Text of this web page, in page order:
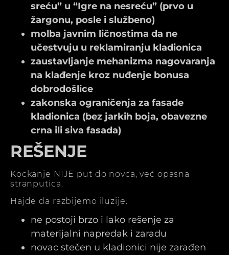
sreću” u “Igre na nesreću” (prvo u
žargonu, posle i službeno)
molba javnim ličnostima da ne
učestvuju u reklamiranju kladionica
zaustavljanje mehanizma nagovaranja
na klađenje kroz nuđenje bonusa
dobrodošlice
zakonska ograničenja za fasade
kladionica (bez jarkih boja, obavezne
crna ili siva fasada)
REŠENJE
Kockanje NIJE put do novca, već opasna
stranputica.
Hajde da razbijemo iluzije:
ne postoji brzo i lako rešenje za
materijalni napredak i zaradu
novac stečen u kladionici nije zarađen